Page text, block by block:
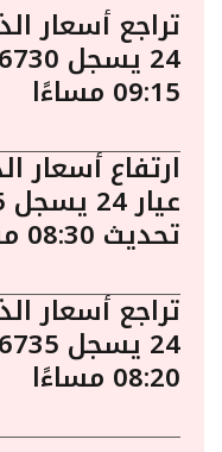
تراجع أسعار
09:15 مساءًا
ارتفاع أسعار
تحديث 08:30 مساءًا
تراجع أسعار
08:20 مساءًا